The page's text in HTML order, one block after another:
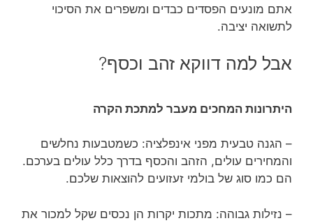
אתם מונעים הפסדים כבדים ומשפרים את הסיכוי
לתשואה יציבה.
אבל למה דווקא זהב וכסף?
היתרונות המחכים מעבר למתכת הקרה
– הגנה טבעית מפני אינפלציה: כשמטבעות נחלשים
והמחירים עולים, הזהב והכסף בדרך כלל עולים בערכם.
הם כמו סוג של בולמי זעזועים להוצאות שלכם.
– נזילות גבוהה: מתכות יקרות הן נכסים שקל למכור את